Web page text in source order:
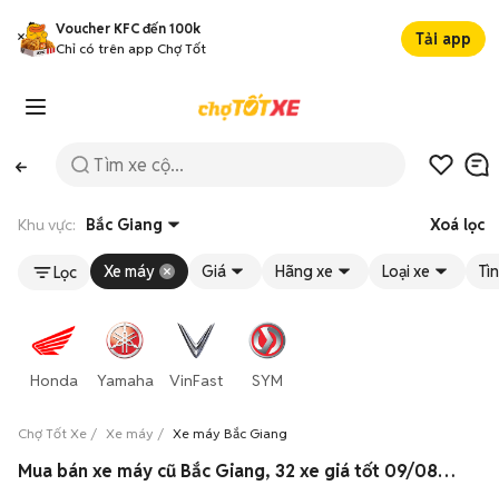
Voucher KFC đến 100k
Chỉ có trên app Chợ Tốt
Tải app
Khu vực: Bắc Giang Xoá lọc
Lọc Xe máy Giá Hãng xe Loại xe
Honda Yamaha VinFast SYM
Chợ Tốt Xe Xe máy Xe máy Bắc Giang
Mua bán xe máy cũ Bắc Giang, 32 xe giá tốt 09/08/2026